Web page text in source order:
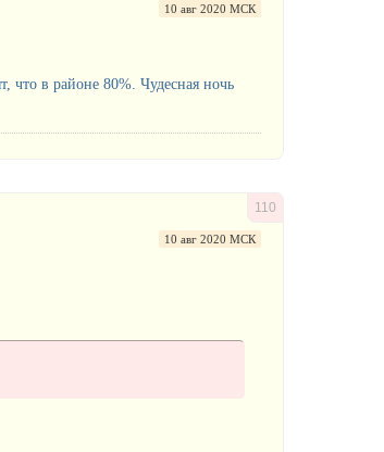
10 авг 2020 МСК
что в районе 80%. Чудесная ночь
110
10 авг 2020 МСК